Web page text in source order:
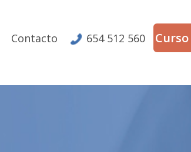
Contacto 654 512 560